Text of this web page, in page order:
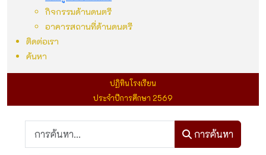
กิจกรรมด้านดนตรี
อาคารสถานที่ด้านดนตรี
ติดต่อเรา
ค้นหา
ปฏิทินโรงเรียน
ประจำปีการศึกษา 2569
การค้นหา